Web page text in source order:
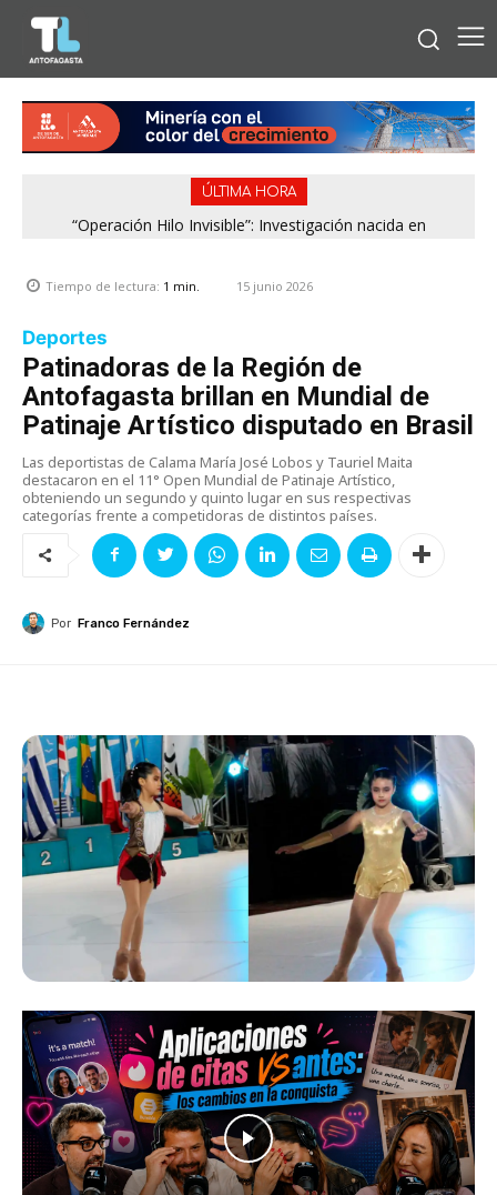
ÚLTIMA HORA
“Operación Hilo Invisible”: Investigación nacida en
Tiempo de lectura: 1 min. 15 junio 2026
Deportes
Patinadoras de la Región de
Antofagasta brillan en Mundial de
Patinaje Artístico disputado en Brasil
Las deportistas de Calama María José Lobos y Tauriel Maita
destacaron en el 11° Open Mundial de Patinaje Artístico,
obteniendo un segundo y quinto lugar en sus respectivas
categorías frente a competidoras de distintos países.
Por Franco Fernández